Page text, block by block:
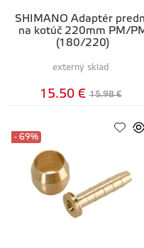
SHIMANO Adaptér
na kotúč 220mm PM/
(180/220)
externý sklad
15.50 € 15.98 €
- 69%